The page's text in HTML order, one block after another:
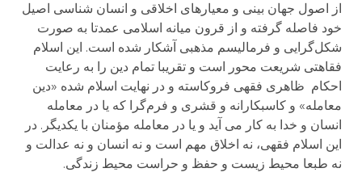
از اصول جهان بینی و معیارهای اخلاقی و انسان شناسی اصیل
خود فاصله گرفته و از قرون میانه اسلامی عمدتا به صورت
شکل‌گرایی و فرمالیسم مذهبی آشکار شده است. این اسلام
فقاهتی شریعت محور است و تقریبا تمام دین را به رعایت
احکام ظاهری فقهی فروکاسته و در نهایت اسلام شده «دین
معامله» و کاسبکارانه و قشری و فرم‌گرا که یا در معامله
انسان و خدا به کار می آید و یا در معامله مؤمنان با یکدیگر. در
این اسلام فقهی، نه اخلاق مهم است و نه انسان و نه عدالت و
نه طبعا محیط زیست و حفظ و حراست محیط زندگی.